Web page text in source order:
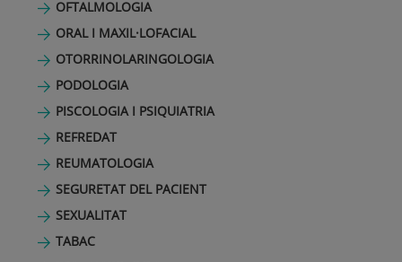
OFTALMOLOGIA
ORAL I MAXIL·LOFACIAL
OTORRINOLARINGOLOGIA
PODOLOGIA
PISCOLOGIA I PSIQUIATRIA
REFREDAT
REUMATOLOGIA
SEGURETAT DEL PACIENT
SEXUALITAT
TABAC